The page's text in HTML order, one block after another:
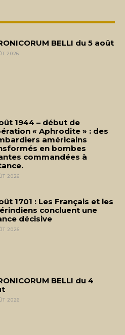
BELLI du 5 août
2026
1944 – début de
« Aphrodite » : des
américains
en bombes
commandées à
2026
1701 : Les Français et les
concluent une
décisive
2026
BELLI du 4
2026